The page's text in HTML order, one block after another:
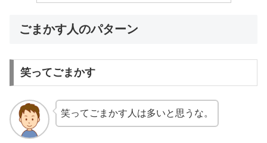
ごまかす人のパターン
笑ってごまかす
笑ってごまかす人は多いと思うな。